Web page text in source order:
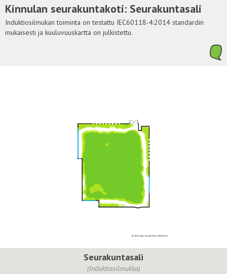
Yhteydenottopyyntö
Kinnulan seurakuntakoti: Seurakuntasali
Induktiosilmukan toiminta on testattu IEC60118-4:2014 standardin
mukaisesti ja kuuluvuuskartta on julkistettu.
Seurakuntasali
(Induktiosilmukka)